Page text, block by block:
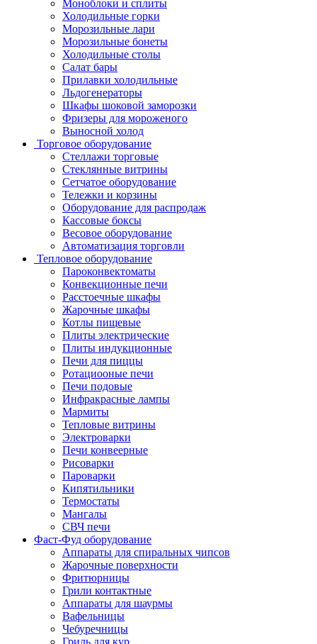
Моноблоки и сплиты
Холодильные горки
Морозильные лари
Морозильные бонеты
Холодильные столы
Салат бары
Прилавки холодильные
Льдогенераторы
Шкафы шоковой заморозки
Фризеры для мороженого
Выносной холод
Торговое оборудование
Стеллажи торговые
Стеклянные витрины
Сетчатое оборудование
Тележки и корзины
Оборудование для распродаж
Кассовые боксы
Весовое оборудование
Автоматизация торговли
Тепловое оборудование
Пароконвектоматы
Конвекционные печи
Расстоечные шкафы
Жарочные шкафы
Котлы пищевые
Плиты электрические
Плиты индукционные
Печи для пиццы
Ротациооные печи
Печи подовые
Инфракрасные лампы
Мармиты
Тепловые витрины
Электроварки
Печи конвеерные
Рисоварки
Пароварки
Кипятильники
Термостаты
Мангалы
СВЧ печи
Фаст-Фуд оборудование
Аппараты для спиральных чипсов
Жарочные поверхности
Фритюрницы
Грили контактные
Аппараты для шаурмы
Вафельницы
Чебуречницы
Гриль для кур